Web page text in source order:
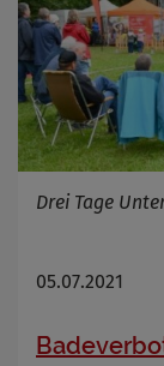
Drei Tage
05.07.2021